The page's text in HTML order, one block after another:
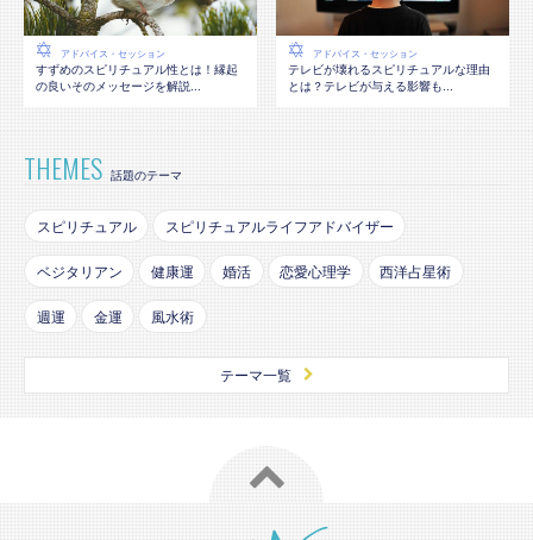
アドバイス・セッション
すずめのスピリチュアル性とは！縁起
の良いそのメッセージを解説...
アドバイス・セッション
テレビが壊れるスピリチュアルな理由
とは？テレビが与える影響も...
THEMES 話題のテーマ
スピリチュアル スピリチュアルライフアドバイザー
ベジタリアン 健康運 婚活 恋愛心理学 西洋占星術
週運 金運 風水術
テーマ一覧